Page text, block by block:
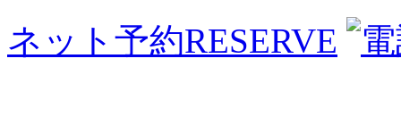
ネット予約RESERVE